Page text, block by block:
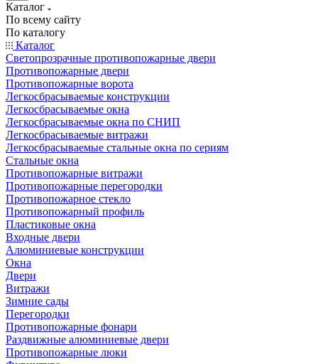
Каталог
По всему сайту
По каталогу
Каталог
Светопрозрачные противопожарные двери
Противопожарные двери
Противопожарные ворота
Легкосбрасываемые конструкции
Легкосбрасываемые окна
Легкосбрасываемые окна по СНИП
Легкосбрасываемые витражи
Легкосбрасываемые стальные окна по сериям
Стальные окна
Противопожарные витражи
Противопожарные перегородки
Противопожарное стекло
Противопожарный профиль
Пластиковые окна
Входные двери
Алюминиевые конструкции
Окна
Двери
Витражи
Зимние сады
Перегородки
Противопожарные фонари
Раздвижные алюминиевые двери
Противопожарные люки